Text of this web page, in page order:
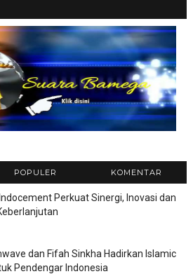
POPULER KOMENTAR
Perkuat Sinergi, Inovasi dan
dan Fifah Sinkha Hadirkan Islamic
Pendengar Indonesia